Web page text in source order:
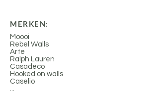
MERKEN:
Moooi
Rebel Walls
Arte
Ralph Lauren
Casadeco
Hooked on walls
Caselio
...